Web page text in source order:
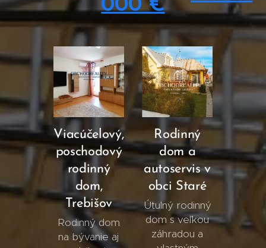
000 €
Viacúčelový,
poschodový
rodinný
dom,
Trebišov
Rodinný dom
na bývanie aj
Rodinný
dom a
autoservis v
obci Staré
Útulný rodinný
dom s veľkou
záhradou a